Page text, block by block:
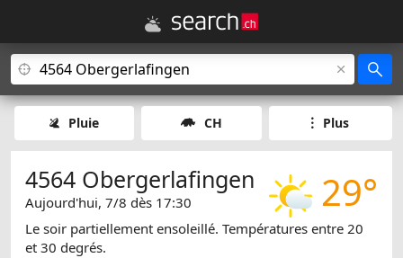
Pluie CH Plus
29°
4564 Obergerlafingen
Aujourd'hui, 7/8 dès 17:30
Le soir partiellement ensoleillé. Températures entre 20
et 30 degrés.